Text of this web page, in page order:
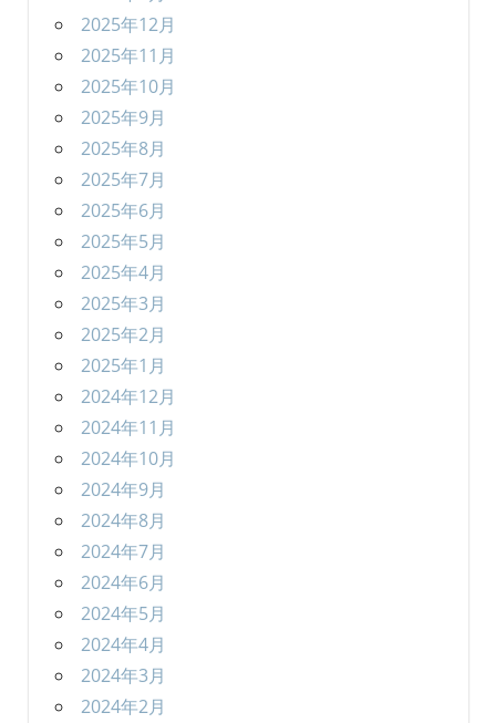
2025年12月
2025年11月
2025年10月
2025年9月
2025年8月
2025年7月
2025年6月
2025年5月
2025年4月
2025年3月
2025年2月
2025年1月
2024年12月
2024年11月
2024年10月
2024年9月
2024年8月
2024年7月
2024年6月
2024年5月
2024年4月
2024年3月
2024年2月